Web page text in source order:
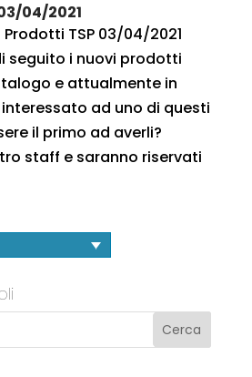
04/2021
TSP 03/04/2021
seguito i nuovi prodotti
e attualmente in
ad uno di questi
il primo ad averli?
staff e saranno riservati